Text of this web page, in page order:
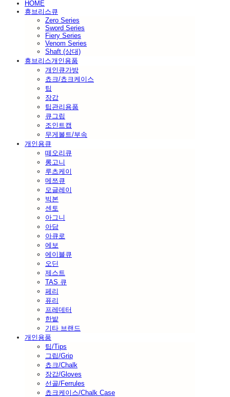
HOME
휴브리스큐
Zero Series
Sword Series
Fiery Series
Venom Series
Shaft (상대)
휴브리스개인용품
개인큐가방
쵸크/쵸크케이스
팁
장갑
팁관리용품
큐그립
조인트캡
무게볼트/부속
개인용큐
떼오리큐
롱고니
루츠케이
메쯔큐
모글레이
빅본
센토
아그니
아담
아큐로
에보
에이블큐
오딘
제스트
TAS 큐
페리
퓨리
프레데터
한밭
기타 브랜드
개인용품
팁/Tips
그립/Grip
쵸크/Chalk
장갑/Gloves
선골/Ferrules
쵸크케이스/Chalk Case